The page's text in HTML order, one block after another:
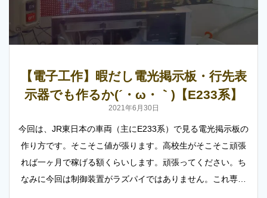
【電子工作】暇だし電光掲示板・行先表
示器でも作るか(´・ω・｀)【E233系】
2021年6月30日
今回は、JR東日本の車両（主にE233系）で見る電光掲示板の
作り方です。そこそこ値が張ります。高校生がそこそこ頑張
れば一ヶ月で稼げる額くらいします。頑張ってください。ち
なみに今回は制御装置がラズパイではありません。これ専…